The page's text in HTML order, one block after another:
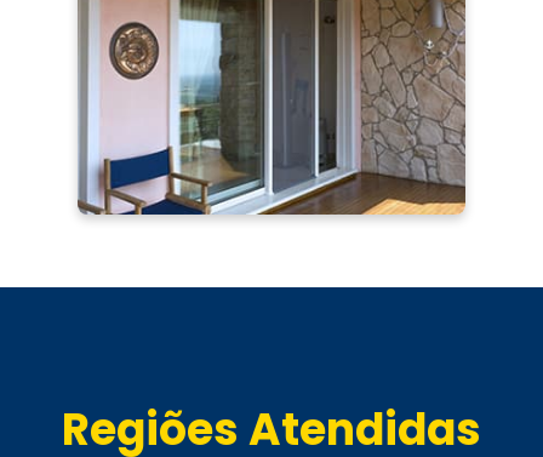
Regiões Atendidas